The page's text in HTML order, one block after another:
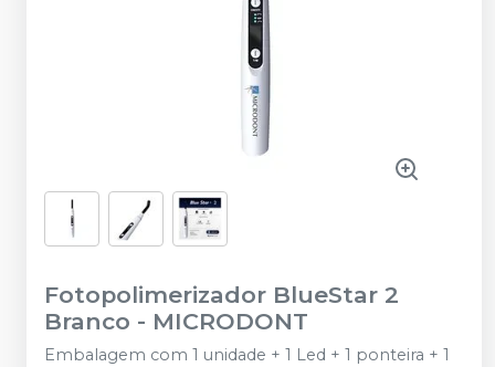
Fotopolimerizador BlueStar 2
Branco - MICRODONT
Embalagem com 1 unidade + 1 Led + 1 ponteira + 1